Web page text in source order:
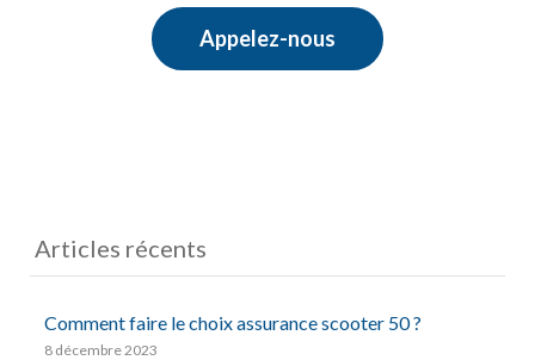
Appelez-nous
Articles récents
Comment faire le choix assurance scooter 50 ?
8 décembre 2023